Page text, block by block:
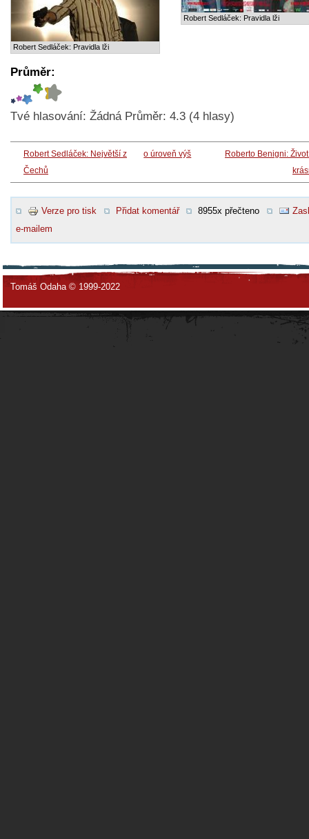
Robert Sedláček: Pravidla lži
Robert Sedláček: Pravidla lži
Průměr:
Tvé hlasování: Žádná Průměr: 4.3 (4 hlasy)
Robert Sedláček: Největší z
Čechů
o úroveň výš
Roberto Benigni:
Verze pro tisk Přidat komentář 8955x přečteno
e-mailem
Tomáš Odaha © 1999-2022